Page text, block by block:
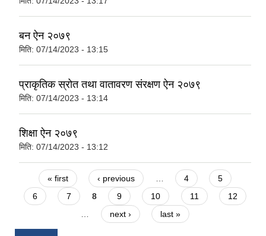
बन ऐन २०७९
मिति: 07/14/2023 - 13:15
प्राकृतिक स्रोत तथा वातावरण संरक्षण ऐन २०७९
मिति: 07/14/2023 - 13:14
शिक्षा ऐन २०७९
मिति: 07/14/2023 - 13:12
Pages
« first ‹ previous 4
5
6
7 8 9 10 11
12
next › last »